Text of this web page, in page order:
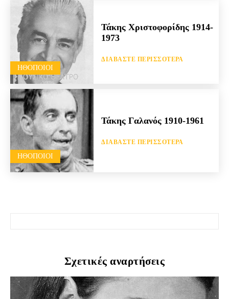
HΘΟΠΟΙΟΊ
Τάκης Χριστοφορίδης 1914-
1973
ΔΙΑΒΆΣΤΕ ΠΕΡΙΣΣΌΤΕΡΑ
HΘΟΠΟΙΟΊ
Τάκης Γαλανός 1910-1961
ΔΙΑΒΆΣΤΕ ΠΕΡΙΣΣΌΤΕΡΑ
Σχετικές αναρτήσεις